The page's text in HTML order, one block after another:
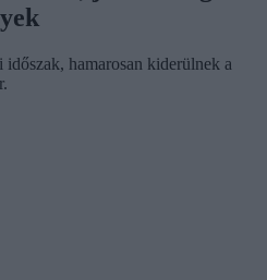
hamarosan kiderülnek a